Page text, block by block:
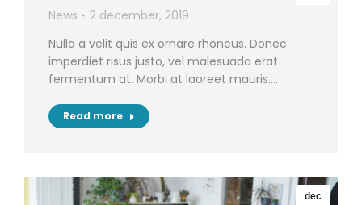
News
2 december, 2019
Nulla a velit quis ex ornare rhoncus. Donec
imperdiet risus justo, vel malesuada erat
fermentum at. Morbi at laoreet mauris.…
Read more
dec